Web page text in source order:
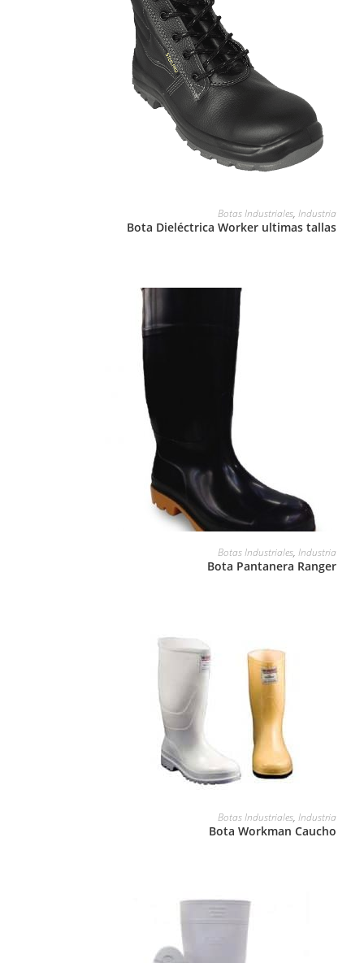
Botas Industriales,Industria
Bota Dieléctrica Worker ultimas tallas
Botas Industriales,Industria
Bota Pantanera Ranger
Botas Industriales,Industria
Bota Workman Caucho